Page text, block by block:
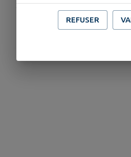
communication
REFUSER